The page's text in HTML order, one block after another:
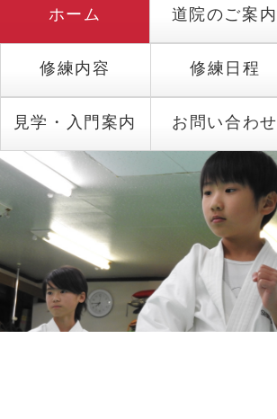
ホーム 道院のご案内
修練内容 修練日程
見学・入門案内 お問い合わせ